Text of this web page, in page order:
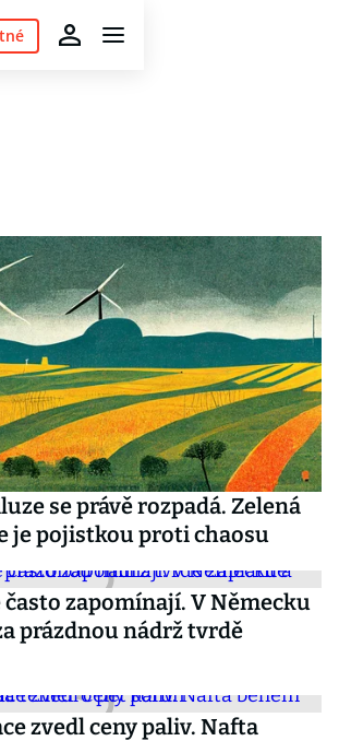
se právě rozpadá. Zelená
je pojistkou proti chaosu
často zapomínají. V Německu
prázdnou nádrž tvrdě
zvedl ceny paliv. Nafta